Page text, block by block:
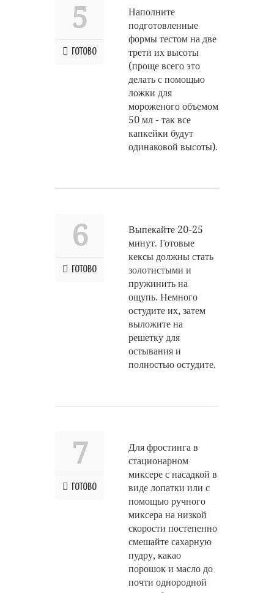
5
ГОТОВО
Наполните
подготовленные
формы тестом на две
трети их высоты
(проще всего это
делать с помощью
ложки для
мороженого объемом
50 мл - так все
капкейки будут
одинаковой высоты).
6
ГОТОВО
Выпекайте 20-25
минут. Готовые
кексы должны стать
золотистыми и
пружинить на
ощупь. Немного
остудите их, затем
выложите на
решетку для
остывания и
полностью остудите.
7
ГОТОВО
Для фростинга в
стационарном
миксере с насадкой в
виде лопатки или с
помощью ручного
миксера на низкой
скорости постепенно
смешайте сахарную
пудру, какао
порошок и масло до
почти однородной